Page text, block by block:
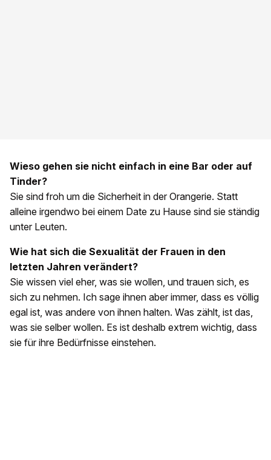
Wieso gehen sie nicht einfach in eine Bar oder auf
Tinder?
Sie sind froh um die Sicherheit in der Orangerie. Statt
alleine irgendwo bei einem Date zu Hause sind sie ständig
unter Leuten.
Wie hat sich die Sexualität der Frauen in den
letzten Jahren verändert?
Sie wissen viel eher, was sie wollen, und trauen sich, es
sich zu nehmen. Ich sage ihnen aber immer, dass es völlig
egal ist, was andere von ihnen halten. Was zählt, ist das,
was sie selber wollen. Es ist deshalb extrem wichtig, dass
sie für ihre Bedürfnisse einstehen.